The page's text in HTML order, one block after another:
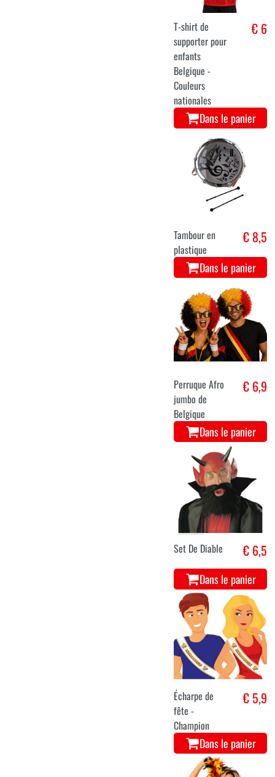
T-shirt de
supporter pour
enfants
Belgique -
Couleurs
nationales
€ 6
Dans le panier
Tambour en
plastique
€ 8,5
Dans le panier
Perruque Afro
jumbo de
Belgique
€ 6,9
Dans le panier
Set De Diable € 6,5
Dans le panier
Écharpe de
fête -
Champion
€ 5,9
Dans le panier